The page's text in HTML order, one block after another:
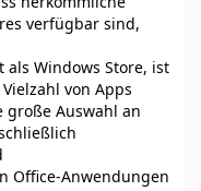
verfügbar sind,
Windows Store, ist
von Apps
große Auswahl an
Office-Anwendungen